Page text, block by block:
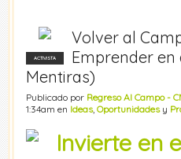
ACTIVISTA
Volver al
Emprender en
Mentiras)
Publicado por Regreso Al Campo -
1:34am en Ideas, Oportunidadesy